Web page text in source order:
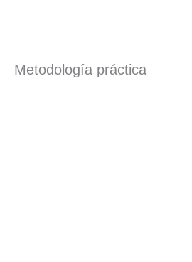
Metodología práctica